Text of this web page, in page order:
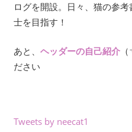
ログを開設。日々、猫の参
士を目指す！
あと、 ヘッダーの自己紹介（
ださい
Tweets by neecat1